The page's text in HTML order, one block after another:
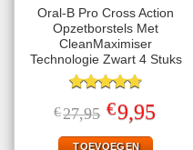
Oral-B Pro Cross Action
Opzetborstels Met
CleanMaximiser
Technologie Zwart 4 Stuks
Gewaardeerd
4.75uit 5
€27,95 Oorspronkelijke
prijs
was:
€9,95prijs
TOEVOEGEN